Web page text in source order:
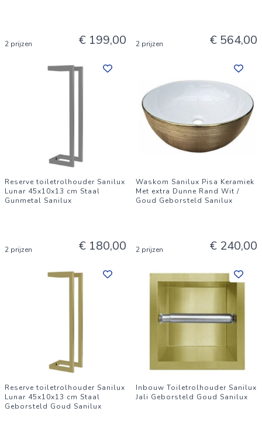
2 prijzen € 199,00 2 prijzen € 564,00
Reserve toiletrolhouder Sanilux
Lunar 45x10x13 cm Staal
Gunmetal Sanilux
2 prijzen € 180,00
Waskom Sanilux Pisa Keramiek
Met extra Dunne Rand Wit /
Goud Geborsteld Sanilux
2 prijzen € 240,00
Reserve toiletrolhouder Sanilux
Lunar 45x10x13 cm Staal
Geborsteld Goud Sanilux
Inbouw Toiletrolhouder Sanilux
Jali Geborsteld Goud Sanilux